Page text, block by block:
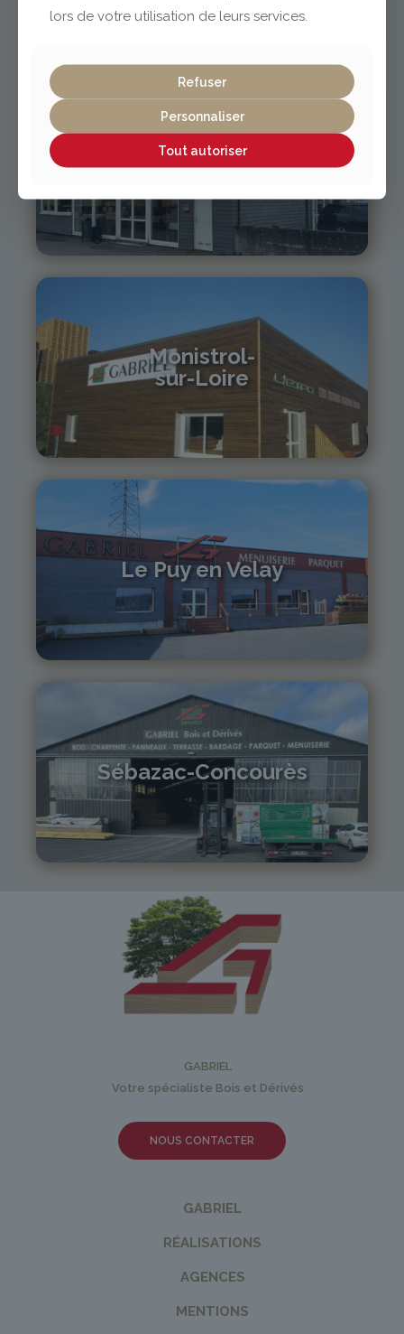
04 73 42 18 38
Vichy / Cusset
04 70 97 56 39
cusset@gabriel-sa.fr
Monistrol-
sur-Loire
monistrol@gabriel-sa.fr
Le Puy en Velay
04 71 01 13 30
lepuy@gabriel-sa.fr
Sébazac-Concourès
05 81 55 83 89
monistrol@gabriel-sa.fr
GABRIEL
Votre spécialiste Bois et Dérivés
NOUS CONTACTER
GABRIEL
RÉALISATIONS
AGENCES
MENTIONS
lors de votre utilisation de leurs services.
Refuser
Personnaliser
Tout autoriser